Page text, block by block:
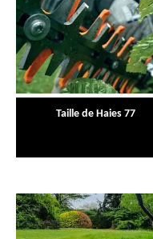
Taille de Haies 77